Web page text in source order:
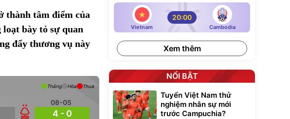
thành tâm điểm của
loạt bày tỏ sự quan
đẩy thương vụ này
08-05
4 - 0
Thắng Hòa Thua
Vietnam
20:00
Cambodia
Xem thêm
NỔI BẬT
Tuyển Việt Nam thử
nghiệm nhân sự mới
trước Campuchia?